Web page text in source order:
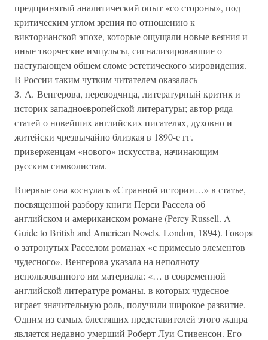
предпринятый аналитический опыт «со стороны», под
критическим углом зрения по отношению к
викторианской эпохе, которые ощущали новые веяния и
иные творческие импульсы, сигнализировавшие о
наступающем общем сломе эстетического мировидения.
В России таким чутким читателем оказалась
З. А. Венгерова, переводчица, литературный критик и
историк западноевропейской литературы; автор ряда
статей о новейших английских писателях, духовно и
житейски чрезвычайно близкая в 1890-е гг.
приверженцам «нового» искусства, начинающим
русским символистам.
Впервые она коснулась «Странной истории…» в статье,
посвященной разбору книги Перси Рассела об
английском и американском романе (Percy Russell. A
Guide to British and American Novels. London, 1894). Говоря
о затронутых Расселом романах «с примесью элементов
чудесного», Венгерова указала на неполноту
использованного им материала: «… в современной
английской литературе романы, в которых чудесное
играет значительную роль, получили широкое развитие.
Одним из самых блестящих представителей этого жанра
является недавно умерший Роберт Луи Стивенсон. Его